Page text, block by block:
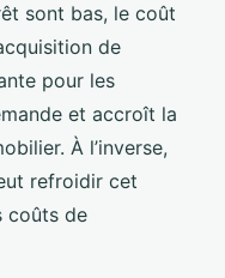
sont bas, le coût
de
pour les
et accroît la
À l’inverse,
refroidir cet
coûts de